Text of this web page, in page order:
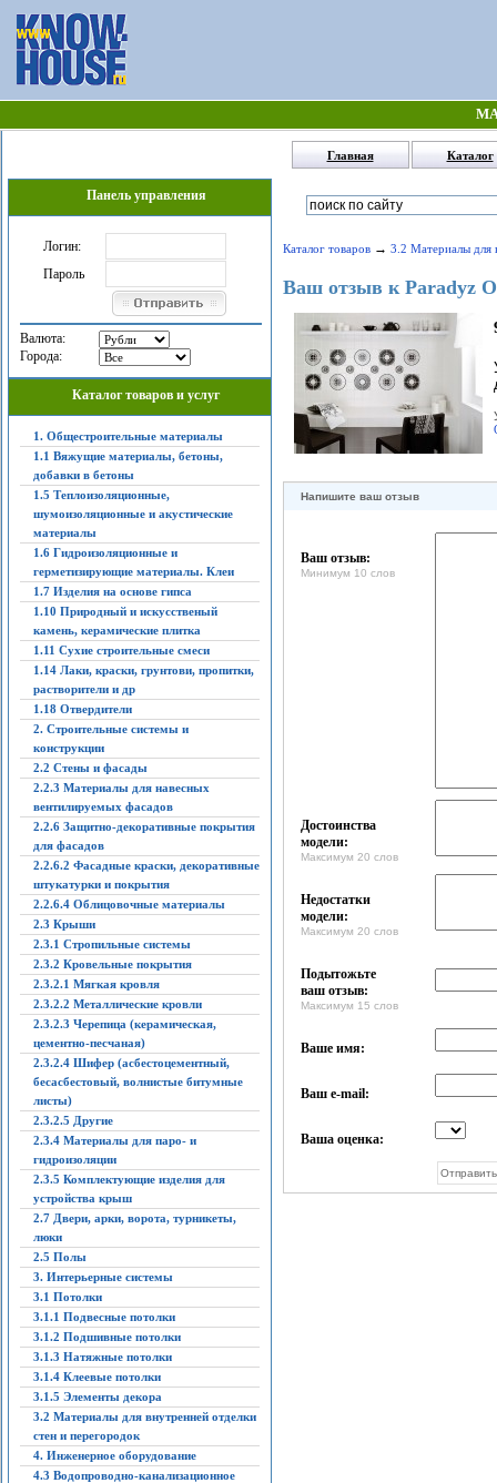
Главная Каталог
Панель управления
Логин:
Пароль
Валюта:
Города:
Каталог товаров и услуг
1. Общестроительные материалы
1.1 Вяжущие материалы, бетоны,
добавки в бетоны
1.5 Теплоизоляционные,
шумоизоляционные и акустические
материалы
1.6 Гидроизоляционные и
герметизирующие материалы. Клеи
1.7 Изделия на основе гипса
1.10 Природный и искусственый
камень, керамические плитка
1.11 Сухие строительные смеси
1.14 Лаки, краски, грунтови, пропитки,
растворители и др
1.18 Отвердители
2. Строительные системы и
конструкции
2.2 Стены и фасады
2.2.3 Материалы для навесных
вентилируемых фасадов
2.2.6 Защитно-декоративные покрытия
для фасадов
2.2.6.2 Фасадные краски, декоративные
штукатурки и покрытия
2.2.6.4 Облицовочные материалы
2.3 Крыши
2.3.1 Стропильные системы
2.3.2 Кровельные покрытия
2.3.2.1 Мягкая кровля
2.3.2.2 Металлические кровли
2.3.2.3 Черепица (керамическая,
цементно-песчаная)
2.3.2.4 Шифер (асбестоцементный,
бесасбестовый, волнистые битумные
листы)
2.3.2.5 Другие
2.3.4 Материалы для паро- и
гидроизоляции
2.3.5 Комплектующие изделия для
устройства крыш
2.7 Двери, арки, ворота, турникеты,
люки
2.5 Полы
3. Интерьерные системы
3.1 Потолки
3.1.1 Подвесные потолки
3.1.2 Подшивные потолки
3.1.3 Натяжные потолки
3.1.4 Клеевые потолки
3.1.5 Элементы декора
3.2 Материалы для внутренней отделки
стен и перегородок
4. Инженерное оборудование
4.3 Водопроводно-канализационное
Каталог товаров→ 3.2 Материалы для
Ваш отзыв к Paradyz
Напишите ваш отзыв
Ваш отзыв:
Минимум 10 слов
Достоинства
модели:
Максимум 20 слов
Недостатки
модели:
Максимум 20 слов
Подытожьте
ваш отзыв:
Максимум 15 слов
Ваше имя:
Ваш e-mail:
Ваша оценка: